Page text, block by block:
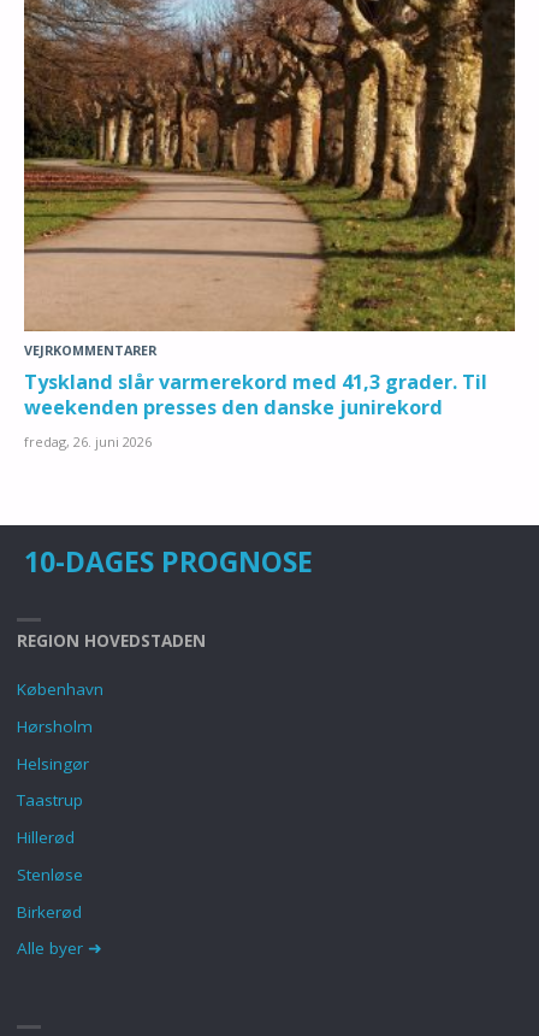
VEJRKOMMENTARER
Tyskland slår varmerekord med 41,3 grader. Til
weekenden presses den danske junirekord
fredag, 26. juni 2026
10-DAGES PROGNOSE
REGION HOVEDSTADEN
København
Hørsholm
Helsingør
Taastrup
Hillerød
Stenløse
Birkerød
Alle byer ➜